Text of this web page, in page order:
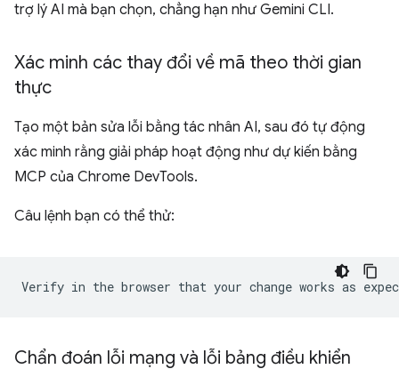
trợ lý AI mà bạn chọn, chẳng hạn như Gemini CLI.
Xác minh các thay đổi về mã theo thời gian
thực
Tạo một bản sửa lỗi bằng tác nhân AI, sau đó tự động
xác minh rằng giải pháp hoạt động như dự kiến bằng
MCP của Chrome DevTools.
Câu lệnh bạn có thể thử:
Chẩn đoán lỗi mạng và lỗi bảng điều khiển